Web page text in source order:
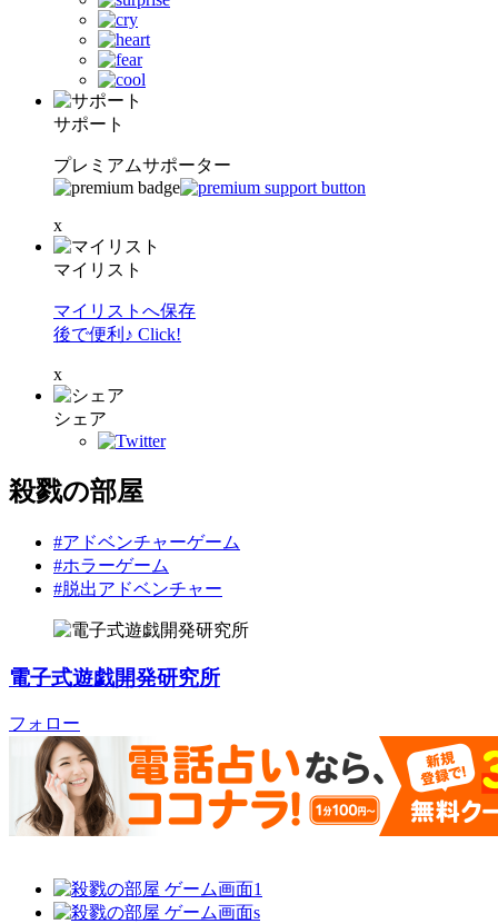
サポート
プレミアムサポーター
x
マイリスト
マイリストへ保存
後で便利♪ Click!
x
シェア
殺戮の部屋
#アドベンチャーゲーム
#ホラーゲーム
#脱出アドベンチャー
電子式遊戯開発研究所
フォロー